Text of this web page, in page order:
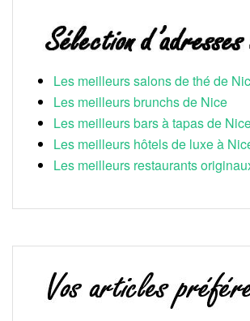
Les meilleurs salons de thé de
Les meilleurs brunchs de Nice
Les meilleurs bars à tapas de
Les meilleurs hôtels de luxe à
Les meilleurs restaurants